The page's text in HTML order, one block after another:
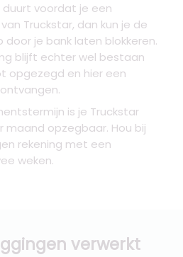
voordat je een
Truckstar, dan kun je de
je bank laten blokkeren.
blijft echter wel bestaan
opgezegd en hier een
is je Truckstar
opzegbaar. Hou bij
rekening met een
weken.
verwerkt